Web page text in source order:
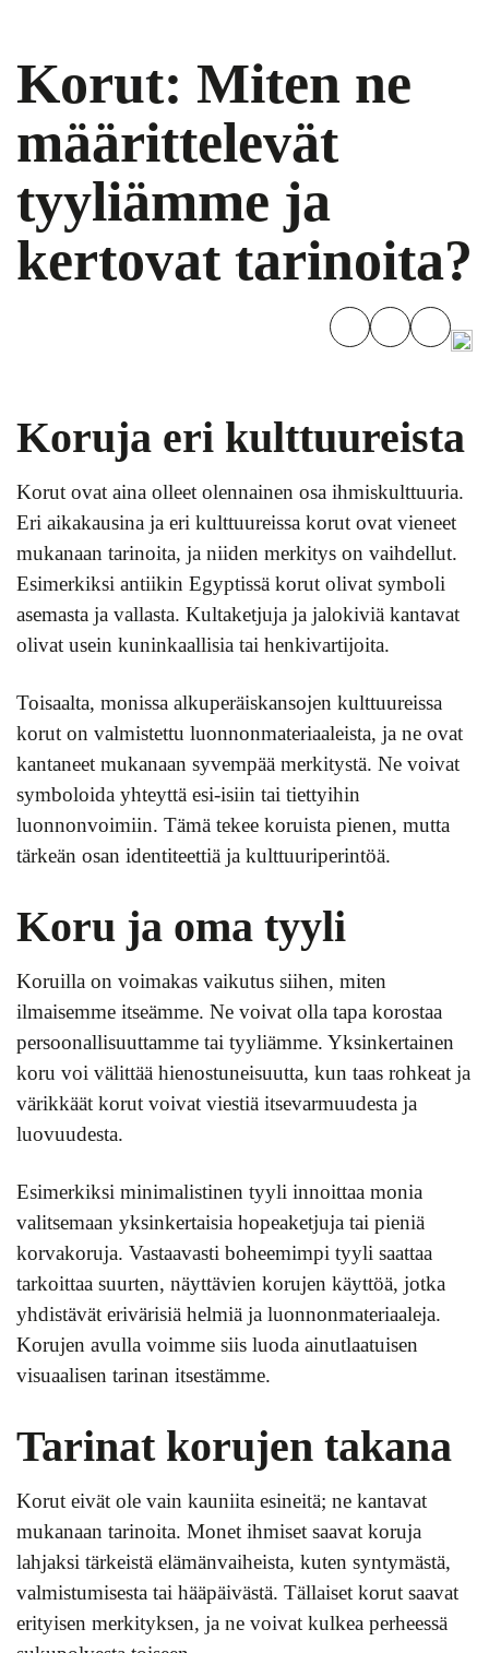
Korut: Miten ne
määrittelevät
tyyliämme ja
kertovat tarinoita?
Koruja eri kulttuureista
Korut ovat aina olleet olennainen osa ihmiskulttuuria.
Eri aikakausina ja eri kulttuureissa korut ovat vieneet
mukanaan tarinoita, ja niiden merkitys on vaihdellut.
Esimerkiksi antiikin Egyptissä korut olivat symboli
asemasta ja vallasta. Kultaketjuja ja jalokiviä kantavat
olivat usein kuninkaallisia tai henkivartijoita.
Toisaalta, monissa alkuperäiskansojen kulttuureissa
korut on valmistettu luonnonmateriaaleista, ja ne ovat
kantaneet mukanaan syvempää merkitystä. Ne voivat
symboloida yhteyttä esi-isiin tai tiettyihin
luonnonvoimiin. Tämä tekee koruista pienen, mutta
tärkeän osan identiteettiä ja kulttuuriperintöä.
Koru ja oma tyyli
Koruilla on voimakas vaikutus siihen, miten
ilmaisemme itseämme. Ne voivat olla tapa korostaa
persoonallisuuttamme tai tyyliämme. Yksinkertainen
koru voi välittää hienostuneisuutta, kun taas rohkeat ja
värikkäät korut voivat viestiä itsevarmuudesta ja
luovuudesta.
Esimerkiksi minimalistinen tyyli innoittaa monia
valitsemaan yksinkertaisia hopeaketjuja tai pieniä
korvakoruja. Vastaavasti boheemimpi tyyli saattaa
tarkoittaa suurten, näyttävien korujen käyttöä, jotka
yhdistävät erivärisiä helmiä ja luonnonmateriaaleja.
Korujen avulla voimme siis luoda ainutlaatuisen
visuaalisen tarinan itsestämme.
Tarinat korujen takana
Korut eivät ole vain kauniita esineitä; ne kantavat
mukanaan tarinoita. Monet ihmiset saavat koruja
lahjaksi tärkeistä elämänvaiheista, kuten syntymästä,
valmistumisesta tai hääpäivästä. Tällaiset korut saavat
erityisen merkityksen, ja ne voivat kulkea perheessä